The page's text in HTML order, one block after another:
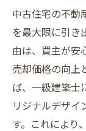
中古住宅の不動
を最大限に引き
由は、買主が安
売却価格の向上
ば、一級建築士
リジナルデザイ
す。これにより